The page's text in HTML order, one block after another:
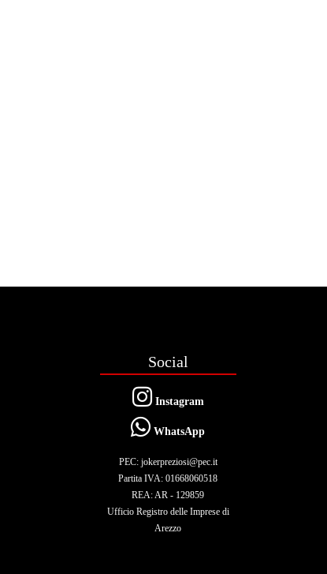
Social
Instagram
WhatsApp
PEC: jokerpreziosi@pec.it
Partita IVA: 01668060518
REA: AR - 129859
Ufficio Registro delle Imprese di
Arezzo